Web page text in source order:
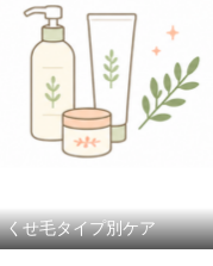
くせ毛タイプ別ケア